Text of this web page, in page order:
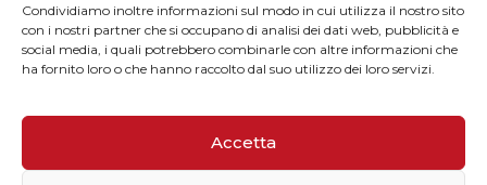
Condividiamo inoltre informazioni sul modo in cui utilizza il nostro sito
con i nostri partner che si occupano di analisi dei dati web, pubblicità e
social media, i quali potrebbero combinarle con altre informazioni che
ha fornito loro o che hanno raccolto dal suo utilizzo dei loro servizi.
Accetta
CONTATTI